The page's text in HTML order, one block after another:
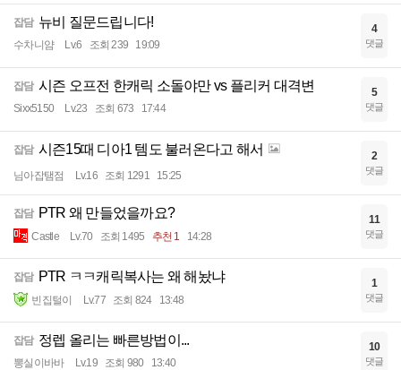
잡담 뉴비 질문드립니다!
수차니얌 Lv.6 조회 239 19:09
4
댓글
잡담 시즌 오프전 한캐릭 소돌야만 vs 플리커 대격변
Sixx5150 Lv.23 조회 673 17:44
5
댓글
잡담 시즌15때 디아1 템도 불러온다고 해서
님아잡탬점 Lv.16 조회 1291 15:25
2
댓글
잡담 PTR 왜 만들었을까요?
Castle Lv.70 조회 1495 추천 1 14:28
11
댓글
잡담 PTR ㅋㅋ캐릭복사는 왜 해놨냐
빈집털이 Lv.77 조회 824 13:48
1
댓글
잡담 정렙 올리는 빠른방법이...
뽕실이바바 Lv.19 조회 980 13:40
10
댓글